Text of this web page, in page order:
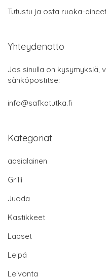
Tutustu ja osta ruoka-
Yhteydenotto
Jos sinulla on kysymyksiä,
sähköpostitse:
info@safkatutka.fi
Kategoriat
aasialainen
Grilli
Juoda
Kastikkeet
Lapset
Leipä
Leivonta